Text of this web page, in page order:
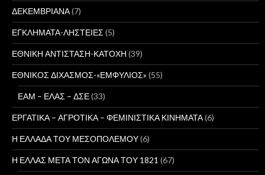
ΔΕΚΕΜΒΡΙΑΝΑ(7)
ΕΓΚΛΗΜΑΤΑ-ΛΗΣΤΕΙΕΣ (5)
ΕΘΝΙΚΗ ΑΝΤΙΣΤΑΣΗ-ΚΑΤΟΧΗ (39)
ΕΘΝΙΚΟΣ ΔΙΧΑΣΜΟΣ-«ΕΜΦΥΛΙΟΣ» (55)
ΕΑΜ – ΕΛΑΣ – ΔΣΕ(33)
ΕΡΓΑΤΙΚΑ – ΑΓΡΟΤΙΚΑ – ΦΕΜΙΝΙΣΤΙΚΑ ΚΙΝΗΜΑΤΑ(6)
Η ΕΛΛΑΔΑ ΤΟΥ ΜΕΣΟΠΟΛΕΜΟΥ(6)
Η ΕΛΛΑΣ ΜΕΤΑ ΤΟΝ ΑΓΩΝΑ ΤΟΥ 1821 (67)